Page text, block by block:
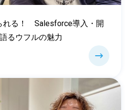
れる！ Salesforce導入・開
るウフルの魅力